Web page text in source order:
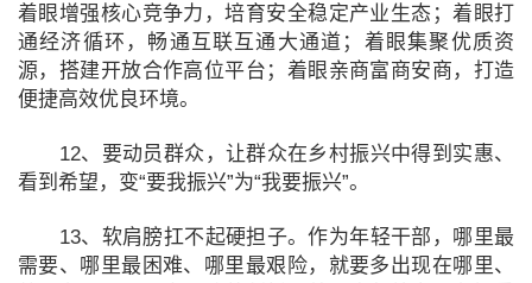
着眼增强核心竞争力，培育安全稳定产业生态；着眼打
通经济循环，畅通互联互通大通道；着眼集聚优质资
源，搭建开放合作高位平台；着眼亲商富商安商，打造
便捷高效优良环境。
12、要动员群众，让群众在乡村振兴中得到实惠、
看到希望，变“要我振兴”为“我要振兴”。
13、软肩膀扛不起硬担子。作为年轻干部，哪里最
需要、哪里最困难、哪里最艰险，就要多出现在哪里、